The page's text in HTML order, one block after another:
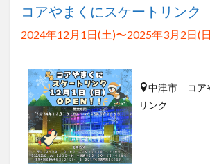
コアやまくにスケートリンク
2024年12月1日(土)〜2025年3月2日(
中津市 コア
リンク